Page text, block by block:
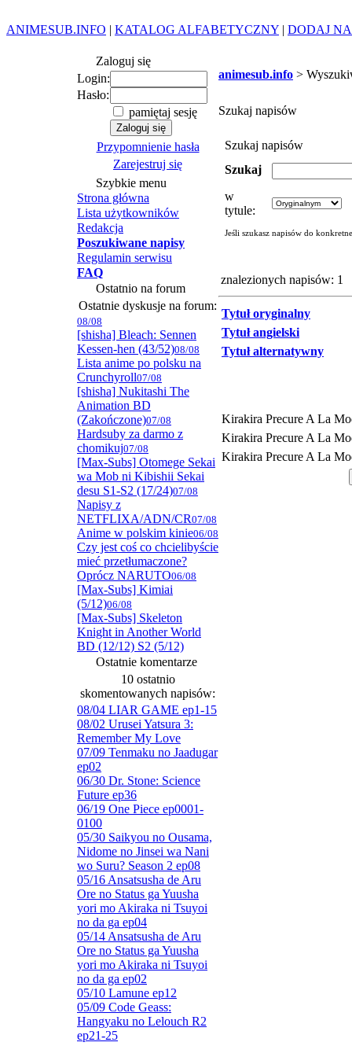
ANIMESUB.INFO | KATALOG ALFABETYCZNY | DODAJ
Zaloguj się
Login:
Hasło:
pamiętaj sesję
Przypomnienie hasła
Zarejestruj się
Szybkie menu
Strona główna
Lista użytkowników
Redakcja
Poszukiwane napisy
Regulamin serwisu
FAQ
Ostatnio na forum
Ostatnie dyskusje na forum:
08/08
[shisha] Bleach: Sennen
Kessen-hen (43/52)08/08
Lista anime po polsku na
Crunchyroll07/08
[shisha] Nukitashi The
Animation BD
(Zakończone)07/08
Hardsuby za darmo z
chomikuj07/08
[Max-Subs] Otomege Sekai
wa Mob ni Kibishii Sekai
desu S1-S2 (17/24)07/08
Napisy z
NETFLIXA/ADN/CR07/08
Anime w polskim kinie06/08
Czy jest coś co chcielibyście
mieć przetłumaczone?
Oprócz NARUTO06/08
[Max-Subs] Kimiai
(5/12)06/08
[Max-Subs] Skeleton
Knight in Another World
BD (12/12) S2 (5/12)
Ostatnie komentarze
10 ostatnio
skomentowanych napisów:
08/04 LIAR GAME ep1-15
08/02 Urusei Yatsura 3:
Remember My Love
07/09 Tenmaku no Jaadugar
ep02
06/30 Dr. Stone: Science
Future ep36
06/19 One Piece ep0001-
0100
05/30 Saikyou no Ousama,
Nidome no Jinsei wa Nani
wo Suru? Season 2 ep08
05/16 Ansatsusha de Aru
Ore no Status ga Yuusha
yori mo Akiraka ni Tsuyoi
no da ga ep04
05/14 Ansatsusha de Aru
Ore no Status ga Yuusha
yori mo Akiraka ni Tsuyoi
no da ga ep02
05/10 Lamune ep12
05/09 Code Geass:
Hangyaku no Lelouch R2
ep21-25
animesub.info >
Szukaj napisów
Szukaj napisów
Szukaj
w
tytule:
Jeśli szukasz napisów do
znalezionych napisów: 1
Tytuł oryginalny
Tytuł angielski
Tytuł alternatywny
Kirakira Precure A La
Kirakira Precure A La
Kirakira Precure A La